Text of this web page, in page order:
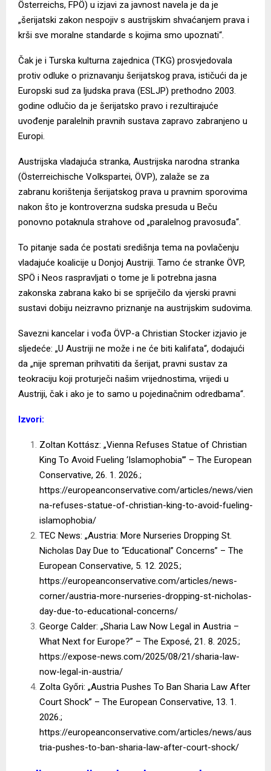
Österreichs, FPÖ) u izjavi za javnost navela je da je
„šerijatski zakon nespojiv s austrijskim shvaćanjem prava i
krši sve moralne standarde s kojima smo upoznati“.
Čak je i Turska kulturna zajednica (TKG) prosvjedovala
protiv odluke o priznavanju šerijatskog prava, ističući da je
Europski sud za ljudska prava (ESLJP) prethodno 2003.
godine odlučio da je šerijatsko pravo i rezultirajuće
uvođenje paralelnih pravnih sustava zapravo zabranjeno u
Europi.
Austrijska vladajuća stranka, Austrijska narodna stranka
(Österreichische Volkspartei, ÖVP), zalaže se za
zabranu korištenja šerijatskog prava u pravnim sporovima
nakon što je kontroverzna sudska presuda u Beču
ponovno potaknula strahove od „paralelnog pravosuđa“.
To pitanje sada će postati središnja tema na povlačenju
vladajuće koalicije u Donjoj Austriji. Tamo će stranke ÖVP,
SPÖ i Neos raspravljati o tome je li potrebna jasna
zakonska zabrana kako bi se spriječilo da vjerski pravni
sustavi dobiju neizravno priznanje na austrijskim sudovima.
Savezni kancelar i vođa ÖVP-a Christian Stocker izjavio je
sljedeće: „U Austriji ne može i ne će biti kalifata“, dodajući
da „nije spreman prihvatiti da šerijat, pravni sustav za
teokraciju koji proturječi našim vrijednostima, vrijedi u
Austriji, čak i ako je to samo u pojedinačnim odredbama“.
Izvori:
Zoltan Kottász: „Vienna Refuses Statue of Christian
King To Avoid Fueling ‘Islamophobia’” – The European
Conservative, 26. 1. 2026.;
https://europeanconservative.com/articles/news/vien
na-refuses-statue-of-christian-king-to-avoid-fueling-
islamophobia/
TEC News: „Austria: More Nurseries Dropping St.
Nicholas Day Due to “Educational” Concerns” – The
European Conservative, 5. 12. 2025.;
https://europeanconservative.com/articles/news-
corner/austria-more-nurseries-dropping-st-nicholas-
day-due-to-educational-concerns/
George Calder: „Sharia Law Now Legal in Austria –
What Next for Europe?” – The Exposé, 21. 8. 2025.;
https://expose-news.com/2025/08/21/sharia-law-
now-legal-in-austria/
Zolta Győri: „Austria Pushes To Ban Sharia Law After
Court Shock” – The European Conservative, 13. 1.
2026.;
https://europeanconservative.com/articles/news/aus
tria-pushes-to-ban-sharia-law-after-court-shock/